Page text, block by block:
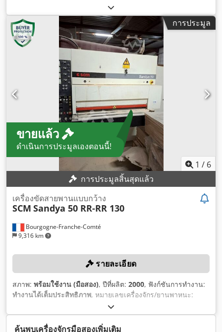
การประมูล
ขายแล้ว
ดำเนินการประมูลเองตอนนี้!
1 / 6
การประมูลสิ้นสุดแล้ว
Bourgogne-Franche-Comté
9,316 km
เครื่องขัดสายพานแบบกว้าง
SCM Sandya 50 RR-RR 130
รายละเอียด
สภาพ: พร้อมใช้งาน (มือสอง), ปีที่ผลิต: 2000, ฟังก์ชันการทำงาน:
ทำงานได้เต็มประสิทธิภาพ, หมายเลขเครื่องจักร/ยานพาหนะ:
, ความกว้างทั้งหมด:1,300 มม
กก., จำนวนลูกกลิ้ง:4,
ค้นพบเครื่องจักรมือสองเพิ่มเติม